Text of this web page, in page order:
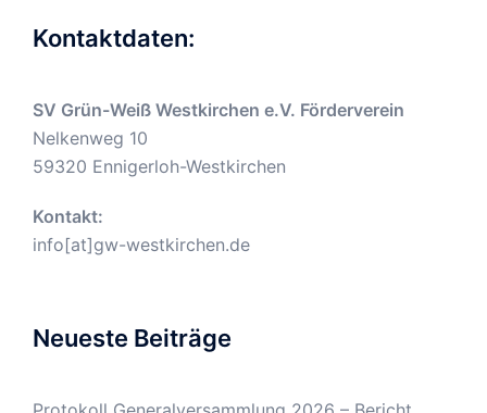
Kontaktdaten:
SV Grün-Weiß Westkirchen e.V. Förderverein
Nelkenweg 10
59320 Ennigerloh-Westkirchen
Kontakt:
info[at]gw-westkirchen.de
Neueste Beiträge